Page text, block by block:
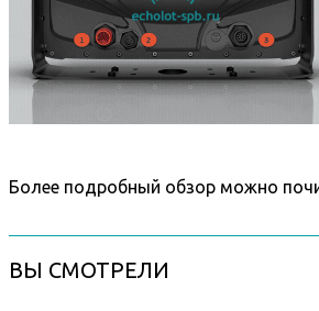
Более подробный обзор можно
ВЫ СМОТРЕЛИ